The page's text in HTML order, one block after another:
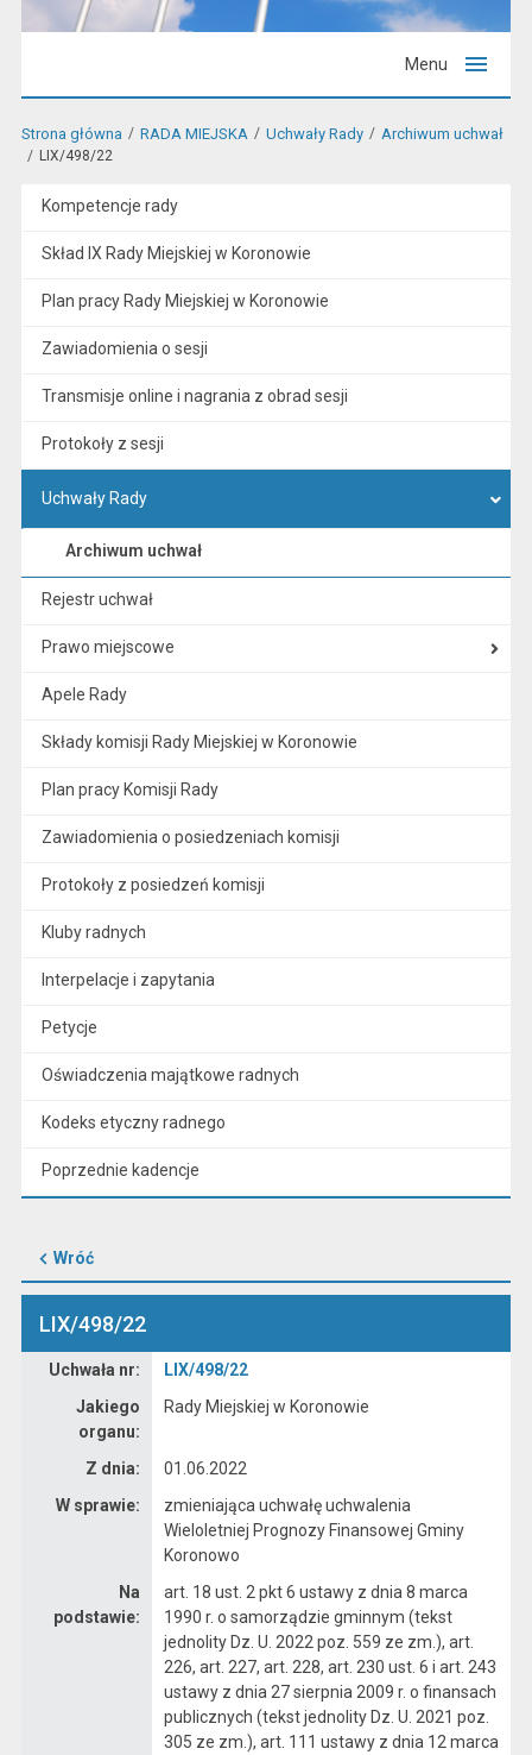
Menu
Strona główna RADA MIEJSKA Uchwały Rady Archiwum uchwał
LIX/498/22
Kompetencje rady
Skład IX Rady Miejskiej w Koronowie
Plan pracy Rady Miejskiej w Koronowie
Zawiadomienia o sesji
Transmisje online i nagrania z obrad sesji
Protokoły z sesji
Uchwały Rady
Archiwum uchwał
Rejestr uchwał
Prawo miejscowe
Apele Rady
Składy komisji Rady Miejskiej w Koronowie
Plan pracy Komisji Rady
Zawiadomienia o posiedzeniach komisji
Protokoły z posiedzeń komisji
Kluby radnych
Interpelacje i zapytania
Petycje
Oświadczenia majątkowe radnych
Kodeks etyczny radnego
Poprzednie kadencje
Wróć
LIX/498/22
Uchwała nr:
LIX/498/22
Jakiego
organu:
Rady Miejskiej w Koronowie
Z dnia:
01.06.2022
W sprawie:
zmieniająca uchwałę uchwalenia
Wieloletniej Prognozy Finansowej Gminy
Koronowo
Na
podstawie:
art. 18 ust. 2 pkt 6 ustawy z dnia 8 marca
1990 r. o samorządzie gminnym (tekst
jednolity Dz. U. 2022 poz. 559 ze zm.), art.
226, art. 227, art. 228, art. 230 ust. 6 i art. 243
ustawy z dnia 27 sierpnia 2009 r. o finansach
publicznych (tekst jednolity Dz. U. 2021 poz.
305 ze zm.), art. 111 ustawy z dnia 12 marca